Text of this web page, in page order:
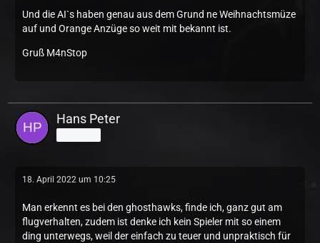
Und die AI`s haben genau aus dem Grund ne Weihnachtsmüze
auf und Orange Anzüge so weit mit bekannt ist.
Gruß M4nStop
Hans Peter
18. April 2022 um 10:25
Man erkennt es bei den ghosthawks, finde ich, ganz gut am
flugverhalten, zudem ist denke ich kein Spieler mit so einem
ding unterwegs, weil der einfach zu teuer und unpraktisch für